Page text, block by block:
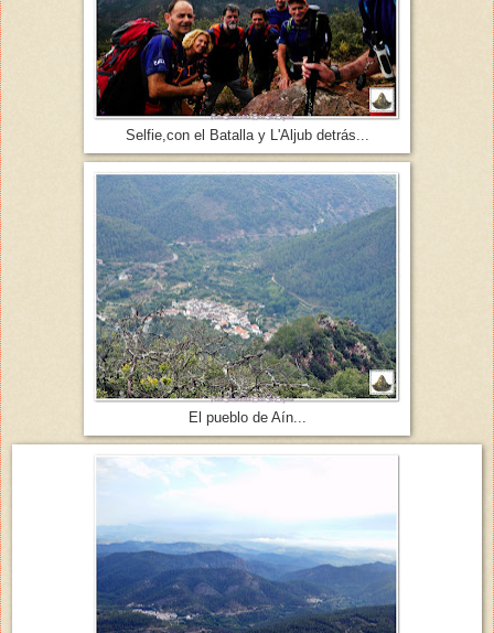
Selfie,con el Batalla y L'Aljub detrás...
El pueblo de Aín...